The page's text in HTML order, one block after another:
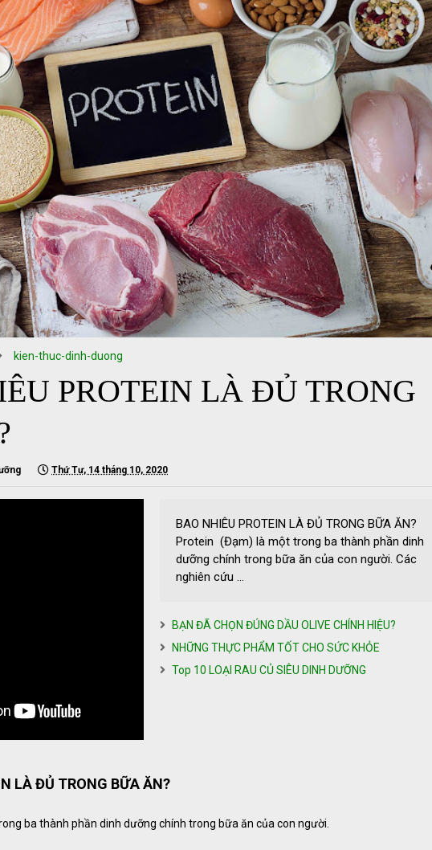
kien-thuc-dinh-duong
PROTEIN LÀ ĐỦ TRONG
Thứ Tư, 14 tháng 10, 2020
BAO NHIÊU PROTEIN LÀ ĐỦ TRONG BỮA ĂN?
Protein (Đạm) là một trong ba thành phần dinh
dưỡng chính trong bữa ăn của con người. Các
nghiên cứu ...
BẠN ĐÃ CHỌN ĐÚNG DẦU OLIVE CHÍNH HIỆU?
NHỮNG THỰC PHẨM TỐT CHO SỨC KHỎE
Top 10 LOẠI RAU CỦ SIÊU DINH DƯỠNG
LÀ ĐỦ TRONG BỮA ĂN?
ba thành phần dinh dưỡng chính trong bữa ăn của con người.